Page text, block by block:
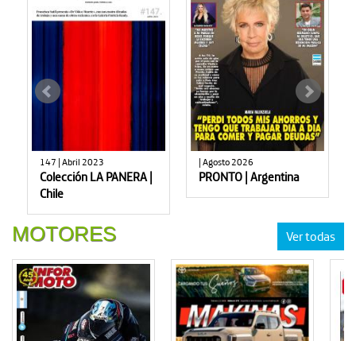
147 | Abril 2023
Colección LA PANERA |
Chile
| Agosto 2026
PRONTO | Argentina
Ver todas
MOTORES